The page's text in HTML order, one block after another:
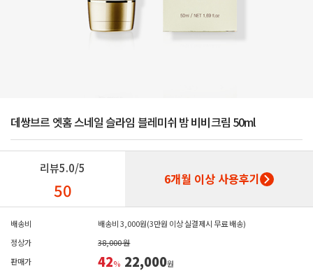
데쌍브르 엣홈 스네일 슬라임 블레미쉬 밤 비비크림 50ml
리뷰5.0/5
50 6개월 이상 사용후기
배송비
배송비 3,000원(3만원 이상 실결제시 무료 배송)
정상가
38,000 원
판매가
42% 22,000원